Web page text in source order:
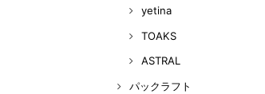
yetina
TOAKS
ASTRAL
パックラフト